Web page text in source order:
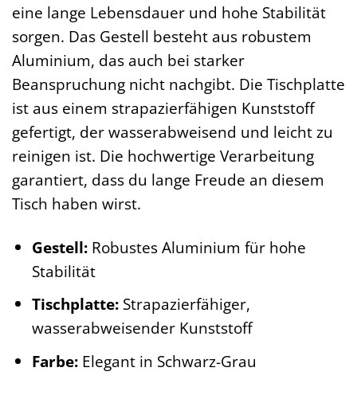
eine lange Lebensdauer und hohe Stabilität
sorgen. Das Gestell besteht aus robustem
Aluminium, das auch bei starker
Beanspruchung nicht nachgibt. Die Tischplatte
ist aus einem strapazierfähigen Kunststoff
gefertigt, der wasserabweisend und leicht zu
reinigen ist. Die hochwertige Verarbeitung
garantiert, dass du lange Freude an diesem
Tisch haben wirst.
Gestell:Robustes Aluminium für hohe
Stabilität
Tischplatte:Strapazierfähiger,
wasserabweisender Kunststoff
Farbe:Elegant in Schwarz-Grau